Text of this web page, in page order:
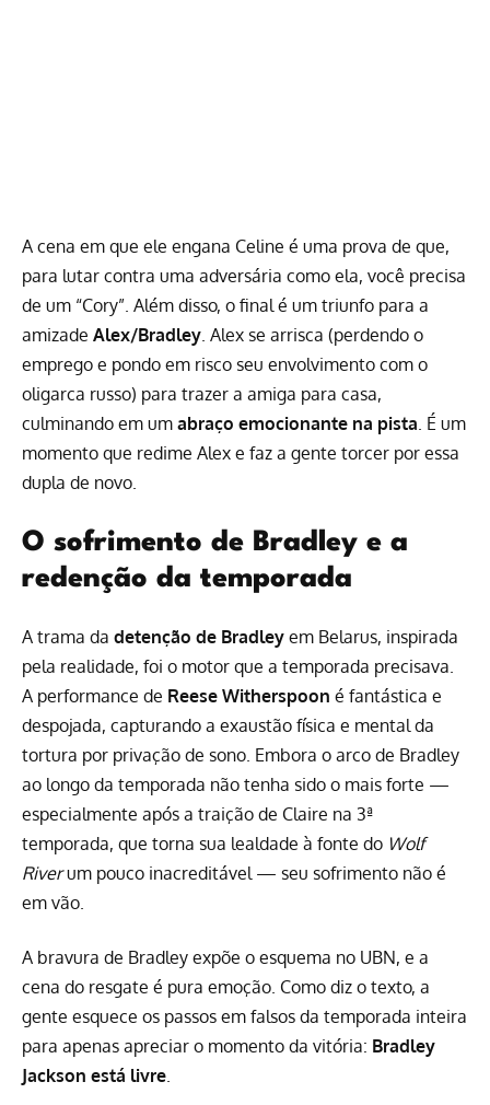
A cena em que ele engana Celine é uma prova de que,
para lutar contra uma adversária como ela, você precisa
de um “Cory”. Além disso, o final é um triunfo para a
amizade Alex/Bradley. Alex se arrisca (perdendo o
emprego e pondo em risco seu envolvimento com o
oligarca russo) para trazer a amiga para casa,
culminando em um abraço emocionante na pista. É um
momento que redime Alex e faz a gente torcer por essa
dupla de novo.
O sofrimento de Bradley e a
redenção da temporada
A trama da detenção de Bradley em Belarus, inspirada
pela realidade, foi o motor que a temporada precisava.
A performance de Reese Witherspoon é fantástica e
despojada, capturando a exaustão física e mental da
tortura por privação de sono. Embora o arco de Bradley
ao longo da temporada não tenha sido o mais forte —
especialmente após a traição de Claire na 3ª
temporada, que torna sua lealdade à fonte do Wolf
Riverum pouco inacreditável — seu sofrimento não é
em vão.
A bravura de Bradley expõe o esquema no UBN, e a
cena do resgate é pura emoção. Como diz o texto, a
gente esquece os passos em falsos da temporada inteira
para apenas apreciar o momento da vitória: Bradley
Jackson está livre